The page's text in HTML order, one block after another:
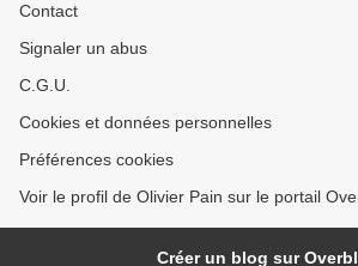
Contact
Signaler un abus
C.G.U.
Cookies et données personnelles
Préférences cookies
Voir le profil de Olivier Pain sur le portail
Créer un blog sur